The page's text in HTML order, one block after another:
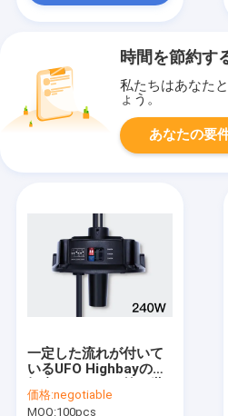
時間を節約す
私たちはあなた
ょう。
あなたの要
一定した流れが付いて
いるUFO Highbayの運
代240w
価格:negotiable
MOQ:100pcs